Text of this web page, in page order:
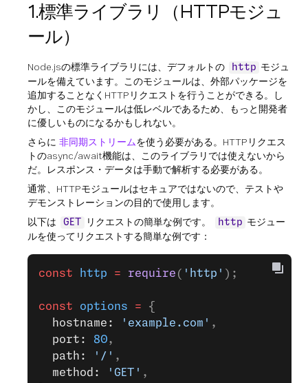
1.標準ライブラリ（HTTPモジュ
ール）
Node.jsの標準ライブラリには、デフォルトの http モジュ
ールを備えています。このモジュールは、外部パッケージを
追加することなくHTTPリクエストを行うことができる。し
かし、このモジュールは低レベルであるため、もっと開発者
に優しいものになるかもしれない。
さらに 非同期ストリームを使う必要がある。HTTPリクエス
トのasync/await機能は、このライブラリでは使えないから
だ。レスポンス・データは手動で解析する必要がある。
通常、HTTPモジュールはセキュアではないので、テストや
デモンストレーションの目的で使用します。
以下は
GET リクエストの簡単な例です。 http モジュー
ルを使ってリクエストする簡単な例です：
const http = require ( 'http' );
const options = {
  hostname:
'example.com' ,
  port:
80,
  path:
'/' ,
  method:
'GET' ,